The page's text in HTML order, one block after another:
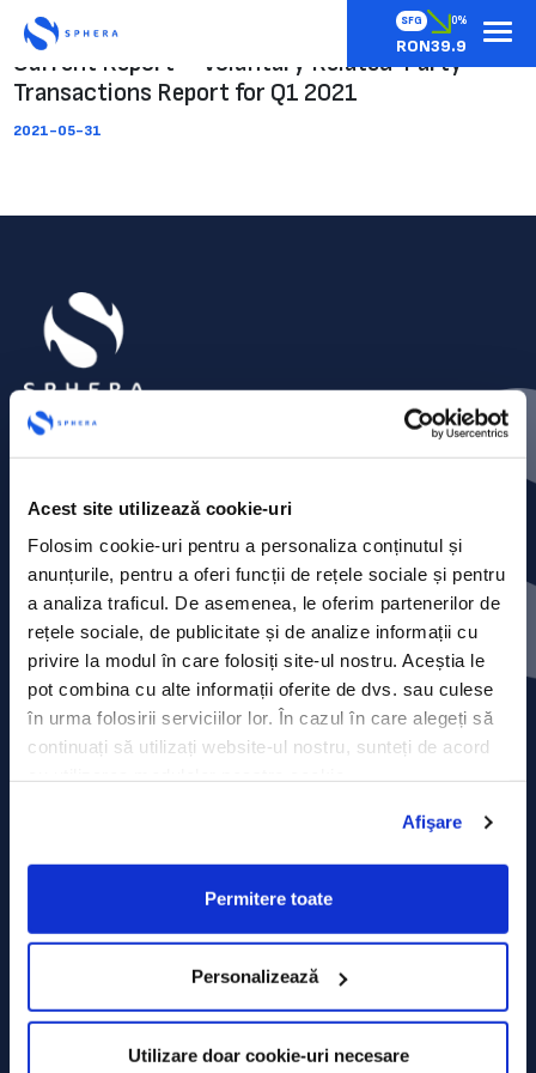
Acest site utilizează cookie-uri
Folosim cookie-uri pentru a personaliza conținutul și
anunțurile, pentru a oferi funcții de rețele sociale și pentru
a analiza traficul. De asemenea, le oferim partenerilor de
rețele sociale, de publicitate și de analize informații cu
privire la modul în care folosiți site-ul nostru. Aceștia le
pot combina cu alte informații oferite de dvs. sau culese
în urma folosirii serviciilor lor. În cazul în care alegeți să
continuați să utilizați website-ul nostru, sunteți de acord
Afişare
Permitere toate
Personalizează
Utilizare doar cookie-uri necesare
SFG 0%
RON39.9
Current Report – Voluntary Related-Party
Transactions Report for Q1 2021
2021-05-31
Press releases
Privacy Policy
Contact
Data Processing policy
Cookie policy